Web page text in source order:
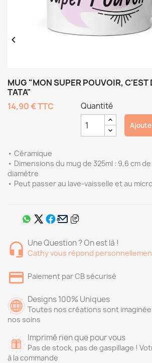

MUG "MON SUPER POUVOIR, C'EST
TATA"
14,90 €TTC
• Céramique
• Dimensions du mug de 325ml : 9,6 cm
diamètre
• Peut passer au lave-vaisselle et au
Quantité
Une Question ? On est là !
Cathy vous répond
Paiement par CB sécurisé
Designs 100% Uniques
Toutes nos créations sont
nos soins
Imprimé rien que pour vous
Pas de stock, pas de gaspillage !
à la commande